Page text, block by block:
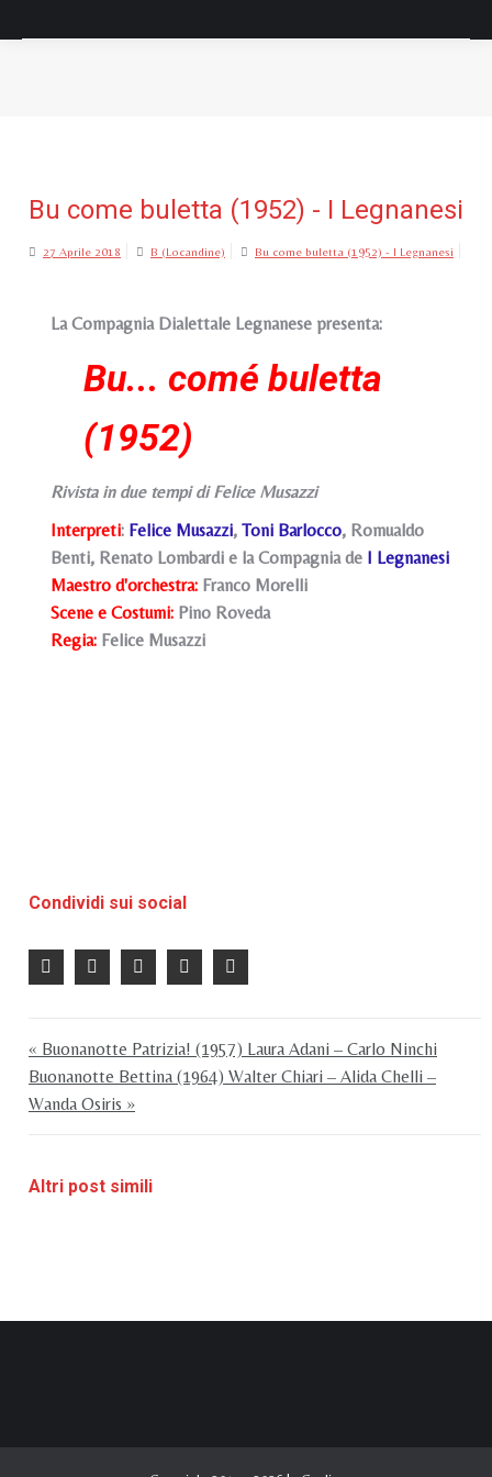
Bu come buletta (1952) - I Legnanesi
27 Aprile 2018 B (Locandine) Bu come buletta (1952) - I Legnanesi
La Compagnia Dialettale Legnanese presenta:
Bu... comé buletta
(1952)
Rivista in due tempi di Felice Musazzi
Interpreti: Felice Musazzi, Toni Barlocco, Romualdo
Benti, Renato Lombardi e la Compagnia de I Legnanesi
Maestro d'orchestra: Franco Morelli
Scene e Costumi: Pino Roveda
Regia: Felice Musazzi
Condividi sui social
« Buonanotte Patrizia! (1957) Laura Adani – Carlo Ninchi
Buonanotte Bettina (1964) Walter Chiari – Alida Chelli –
Wanda Osiris »
Altri post simili